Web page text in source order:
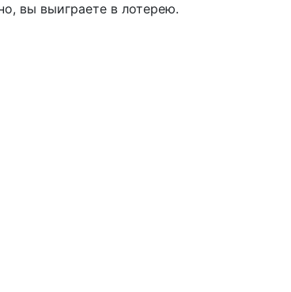
вы выиграете в лотерею.